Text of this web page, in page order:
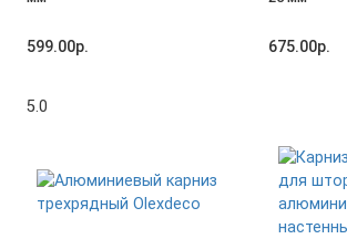
599.00р. 675.00р.
5.0